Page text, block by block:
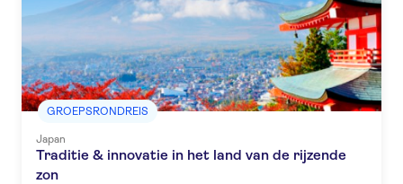
GROEPSRONDREIS
Japan
Traditie & innovatie in het land van de rijzende
zon